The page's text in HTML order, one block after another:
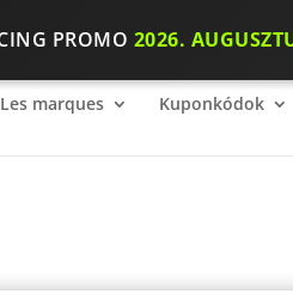
PROMO 2026.
mércéje 2026 SimRacing:
Les marques Kuponkódok